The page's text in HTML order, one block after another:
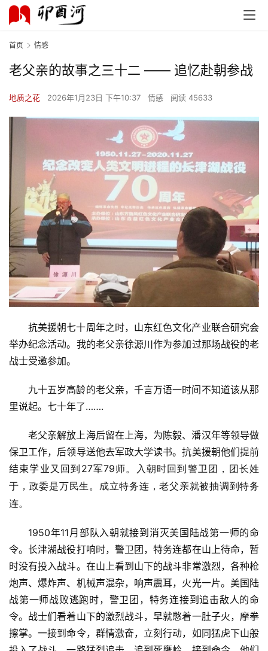
首页 情感
老父亲的故事之三十二 —— 追忆赴朝参战
地质之花 2026年1月23日 下午10:37 情感 阅读 45633
抗美援朝七十周年之时，山东红色文化产业联合研究会
举办纪念活动。我的老父亲徐源川作为参加过那场战役的老
战士受邀参加。
九十五岁高龄的老父亲，千言万语一时间不知道该从那
里说起。七十年了…….
老父亲解放上海后留在上海，为陈毅、潘汉年等领导做
保卫工作，后领导送他去军政大学读书。抗美援朝他们提前
结束学业 又回到 27军79师。入朝时回到警卫团，团长姓
于，政委是万民生。成立特务连，老父亲就被抽调到特务
连。
1950年11月部队入朝就接到消灭美国陆战第一师的命
令。长津湖战役打响时，警卫团，特务连都在山上待命，暂
时没有投入战斗。在山上看到山下的战斗非常激烈，各种枪
炮声、爆炸声、机械声混杂，响声震耳，火光一片。美国陆
战第一师战败逃跑时，警卫团，特务连接到追击敌人的命
令。战士们看着山下的激烈战斗，早就憋着一肚子火，摩拳
擦掌。一接到命令，群情激奋，立刻行动，如同猛虎下山般